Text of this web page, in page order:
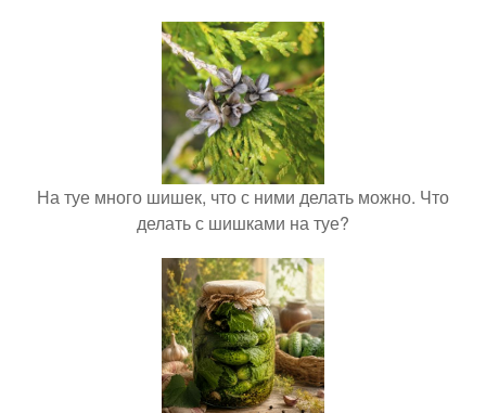
На туе много шишек, что с ними делать можно. Что
делать с шишками на туе?